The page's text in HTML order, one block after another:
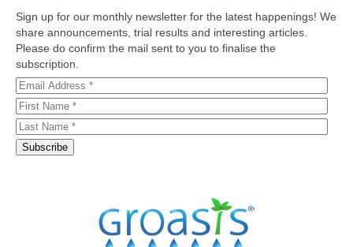
Sign up for our monthly newsletter for the latest happenings! We
share announcements, trial results and interesting articles.
Please do confirm the mail sent to you to finalise the
subscription.